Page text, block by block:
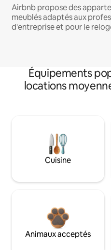
Airbnb propose des
meublés adaptés aux
d'entreprise et pour le
Équipements
locations
Cuisine
Animaux acceptés